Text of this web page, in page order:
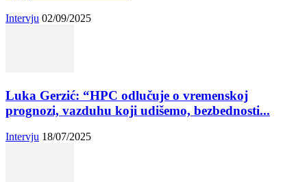
Intervju 02/09/2025
Luka Gerzić: “HPC odlučuje o vremenskoj
prognozi, vazduhu koji udišemo, bezbednosti...
Intervju 18/07/2025